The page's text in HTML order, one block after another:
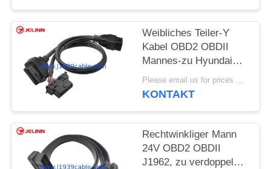
Weibliches Teiler-Y
Kabel OBD2 OBDII
Mannes-zu Hyundai
und Kias OBD2 Frau-
und OBD2
Please email us for prices MOQ:100 Stück
KONTAKT
Rechtwinkliger Mann
24V OBD2 OBDII
J1962, zu verdoppeln